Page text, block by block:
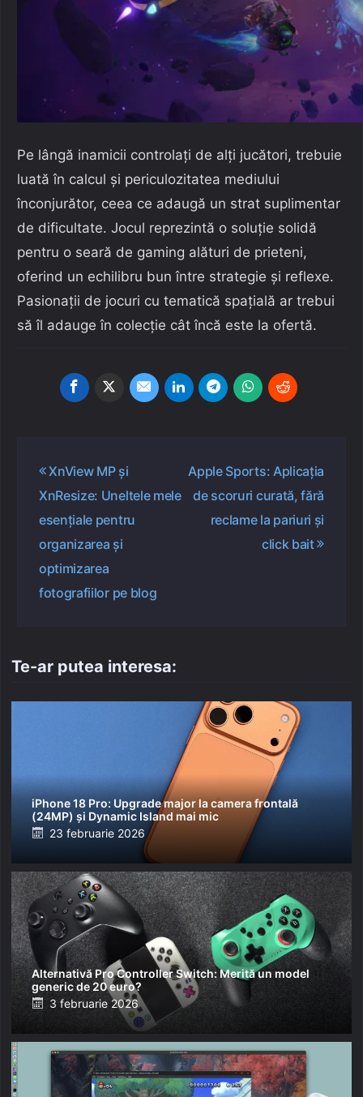
Pe lângă inamicii controlați de alți jucători, trebuie
luată în calcul și periculozitatea mediului
înconjurător, ceea ce adaugă un strat suplimentar
de dificultate. Jocul reprezintă o soluție solidă
pentru o seară de gaming alături de prieteni,
oferind un echilibru bun între strategie și reflexe.
Pasionații de jocuri cu tematică spațială ar trebui
să îl adauge în colecție cât încă este la ofertă.
Navigare
articole
XnView MP și
XnResize: Uneltele mele
esențiale pentru
organizarea și
optimizarea
fotografiilor pe blog
Apple Sports: Aplicația
de scoruri curată, fără
reclame la pariuri și
click bait
Te-ar putea interesa:
iPhone 18 Pro: Upgrade major la camera frontală
(24MP) și Dynamic Island mai mic
Posted
23 februarie 2026
Alternativă Pro Controller Switch: Merită un model
generic de 20 euro?
Posted
3 februarie 2026